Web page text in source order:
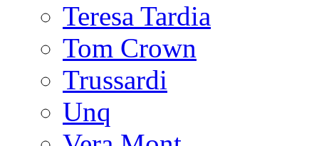
Teresa Tardia
Tom Crown
Trussardi
Unq